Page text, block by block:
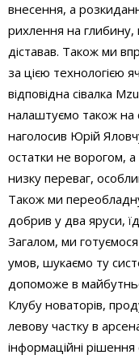
внесення, а
рихлення на глибину,
діставав. Також ми
за цією технологією
відповідна сівалка
налаштуємо також на
наголосив Юрій
остатки не ворогом, а
низку переваг,
Також ми
добрив у два яруси,
Загалом, ми
умов, шукаємо ту
допоможе в
Клубу новаторів,
левову частку в
інформаційні